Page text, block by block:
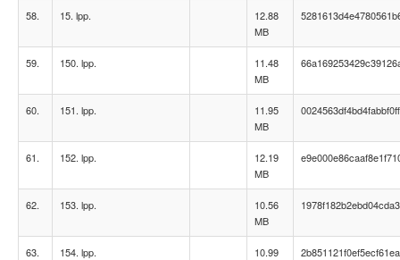
58. 15. lpp.
12.88
MB
59. 150. lpp.
11.48
MB
60. 151. lpp.
11.95
MB
61. 152. lpp.
12.19
MB
62. 153. lpp.
10.56
MB
63. 154. lpp.
10.99